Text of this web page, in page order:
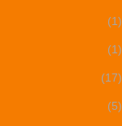
(1)
(1)
(17)
(5)